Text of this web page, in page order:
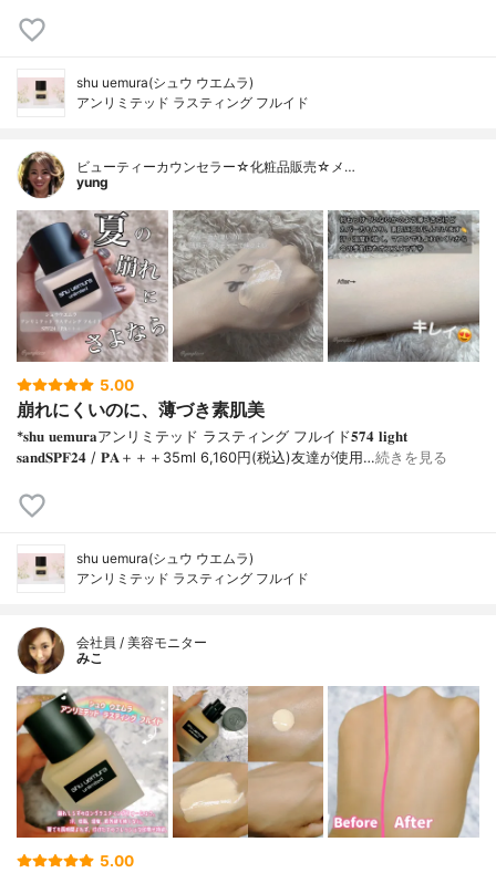
shu uemura(シュウ ウエムラ)
アンリミテッド ラスティング フルイド
ビューティーカウンセラー☆化粧品販売☆メ…
yung
5.00
崩れにくいのに、薄づき素肌美
*𝐬𝐡𝐮 𝐮𝐞𝐦𝐮𝐫𝐚アンリミテッド ラスティング フルイド𝟓𝟕𝟒 𝐥𝐢𝐠𝐡𝐭
𝐬𝐚𝐧𝐝𝐒𝐏𝐅𝟐𝟒 / 𝐏𝐀＋＋＋⁡35ml 6,160円(税込)⁡友達が使用…続きを見る
shu uemura(シュウ ウエムラ)
アンリミテッド ラスティング フルイド
会社員 / 美容モニター
みこ
5.00